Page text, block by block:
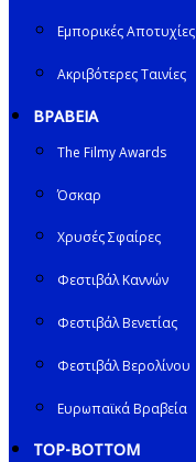
Εμπορικές Αποτυχίες
Ακριβότερες Ταινίες
ΒΡΑΒΕΙΑ
The Filmy Awards
Όσκαρ
Χρυσές Σφαίρες
Φεστιβάλ Καννών
Φεστιβάλ Βενετίας
Φεστιβάλ Βερολίνου
Ευρωπαϊκά Βραβεία
TOP-BOTTOM